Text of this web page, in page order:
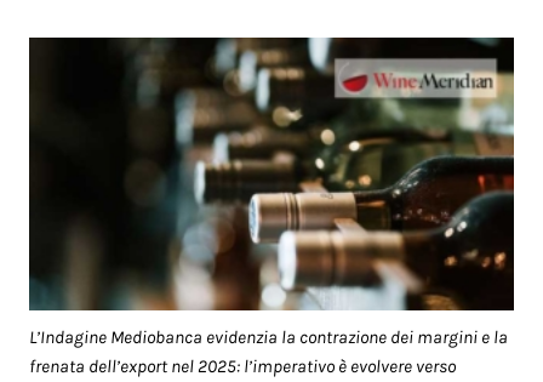
L’Indagine Mediobanca evidenzia la contrazione dei margini e la
frenata dell’export nel 2025: l’imperativo è evolvere verso